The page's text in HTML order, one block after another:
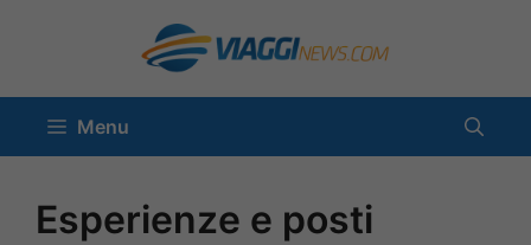
contenuto
Menu
Esperienze e posti